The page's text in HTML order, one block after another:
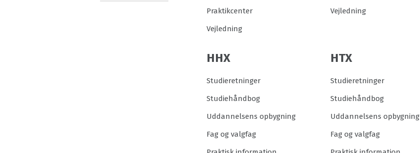
Praktikcenter
Vejledning
Vejledning
HHX
Studieretninger
Studiehåndbog
Uddannelsens opbygning
Fag og valgfag
HTX
Studieretninger
Studiehåndbog
Uddannelsens opbygning
Fag og valgfag